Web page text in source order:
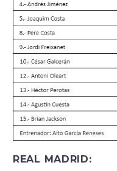
REAL MADRID: